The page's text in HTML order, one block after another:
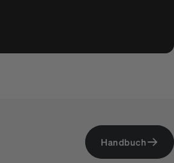
Handbuch